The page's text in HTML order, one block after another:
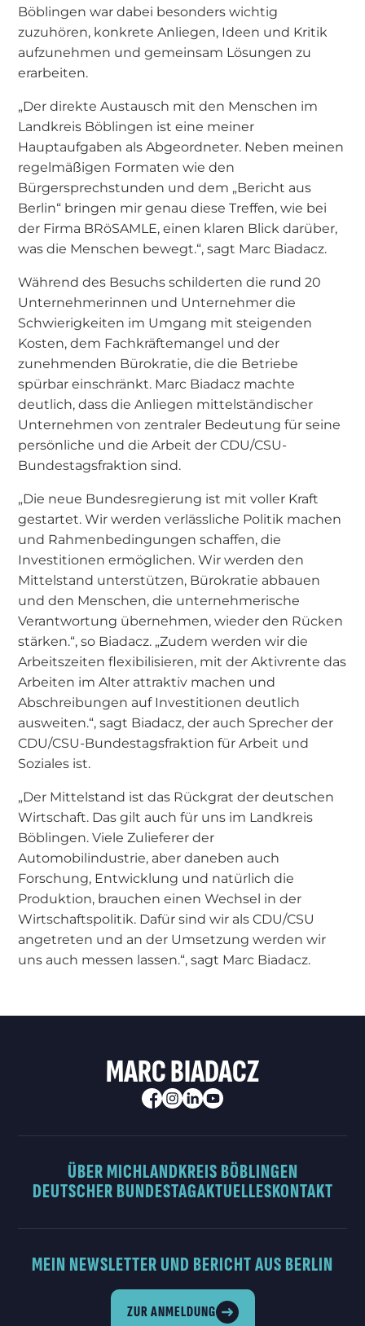
Böblingen war dabei besonders wichtig
zuzuhören, konkrete Anliegen, Ideen und Kritik
aufzunehmen und gemeinsam Lösungen zu
erarbeiten.
„Der direkte Austausch mit den Menschen im
Landkreis Böblingen ist eine meiner
Hauptaufgaben als Abgeordneter. Neben meinen
regelmäßigen Formaten wie den
Bürgersprechstunden und dem „Bericht aus
Berlin“ bringen mir genau diese Treffen, wie bei
der Firma BRöSAMLE, einen klaren Blick darüber,
was die Menschen bewegt.“, sagt Marc Biadacz.
Während des Besuchs schilderten die rund 20
Unternehmerinnen und Unternehmer die
Schwierigkeiten im Umgang mit steigenden
Kosten, dem Fachkräftemangel und der
zunehmenden Bürokratie, die die Betriebe
spürbar einschränkt. Marc Biadacz machte
deutlich, dass die Anliegen mittelständischer
Unternehmen von zentraler Bedeutung für seine
persönliche und die Arbeit der CDU/CSU-
Bundestagsfraktion sind.
„Die neue Bundesregierung ist mit voller Kraft
gestartet. Wir werden verlässliche Politik machen
und Rahmenbedingungen schaffen, die
Investitionen ermöglichen. Wir werden den
Mittelstand unterstützen, Bürokratie abbauen
und den Menschen, die unternehmerische
Verantwortung übernehmen, wieder den Rücken
stärken.“, so Biadacz. „Zudem werden wir die
Arbeitszeiten flexibilisieren, mit der Aktivrente das
Arbeiten im Alter attraktiv machen und
Abschreibungen auf Investitionen deutlich
ausweiten.“, sagt Biadacz, der auch Sprecher der
CDU/CSU-Bundestagsfraktion für Arbeit und
Soziales ist.
„Der Mittelstand ist das Rückgrat der deutschen
Wirtschaft. Das gilt auch für uns im Landkreis
Böblingen. Viele Zulieferer der
Automobilindustrie, aber daneben auch
Forschung, Entwicklung und natürlich die
Produktion, brauchen einen Wechsel in der
Wirtschaftspolitik. Dafür sind wir als CDU/CSU
angetreten und an der Umsetzung werden wir
uns auch messen lassen.“, sagt Marc Biadacz.
MARC BIADACZ
ÜBER MICHLANDKREIS BÖBLINGEN
DEUTSCHER BUNDESTAGAKTUELLESKONTAKT
MEIN NEWSLETTER UND BERICHT AUS BERLIN
ZUR ANMELDUNG